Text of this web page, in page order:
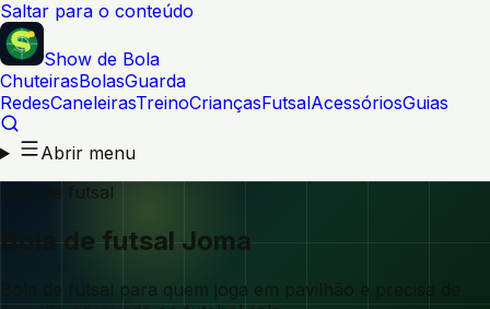
Saltar para o conteúdo
Show de Bola
ChuteirasBolasGuarda
RedesCaneleirasTreinoCriançasFutsalAcessóriosGuias
Abrir menu
Bola de futsal
Bola de futsal Joma
Bola de futsal para quem joga em pavilhão e precisa de